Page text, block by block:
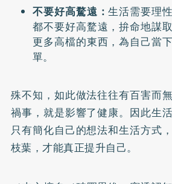
不要好高騖遠：生活需要理
都不要好高騖遠，拚命地謀
更多高檔的東西，為自己當
單。
殊不知，如此做法往往有百害而
禍事，就是影響了健康。因此生
只有簡化自己的想法和生活方式
枝葉，才能真正提升自己。